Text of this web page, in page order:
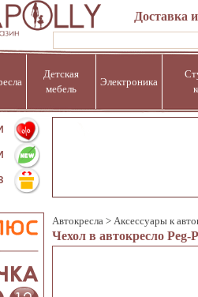
Доставка
Детская
мебель
Электроника
%
Автокресла > Аксессуары к
Чехол в автокресло